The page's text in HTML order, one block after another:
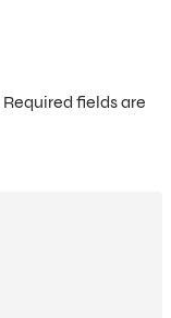
Required fields are